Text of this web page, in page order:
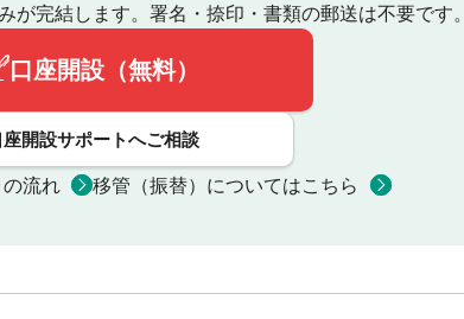
が完結します。 署名・捺印・書類の郵送は不要です。
口座開設（無料）
座開設サポートへご相談
流れ 移管（振替）についてはこちら